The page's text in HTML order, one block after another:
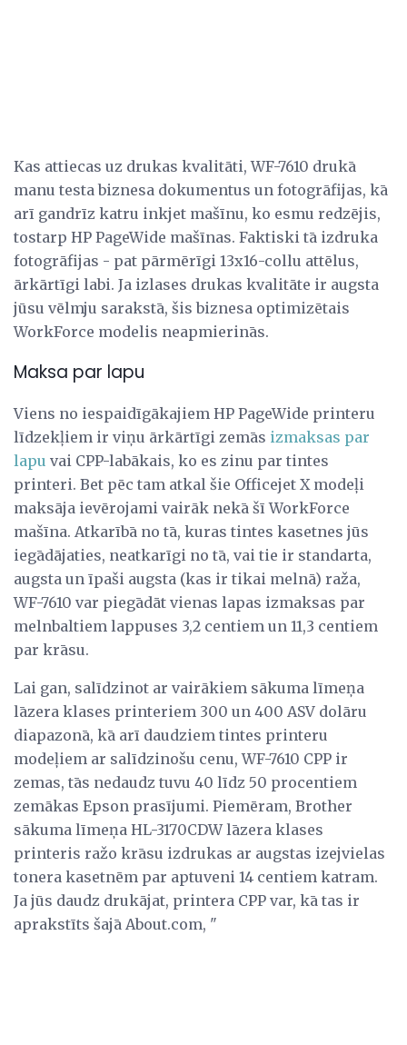
Kas attiecas uz drukas kvalitāti, WF-7610 drukā
manu testa biznesa dokumentus un fotogrāfijas, kā
arī gandrīz katru inkjet mašīnu, ko esmu redzējis,
tostarp HP PageWide mašīnas. Faktiski tā izdruka
fotogrāfijas - pat pārmērīgi 13x16-collu attēlus,
ārkārtīgi labi. Ja izlases drukas kvalitāte ir augsta
jūsu vēlmju sarakstā, šis biznesa optimizētais
WorkForce modelis neapmierinās.
Maksa par lapu
Viens no iespaidīgākajiem HP PageWide printeru
līdzekļiem ir viņu ārkārtīgi zemās izmaksas par
lapu vai CPP-labākais, ko es zinu par tintes
printeri. Bet pēc tam atkal šie Officejet X modeļi
maksāja ievērojami vairāk nekā šī WorkForce
mašīna. Atkarībā no tā, kuras tintes kasetnes jūs
iegādājaties, neatkarīgi no tā, vai tie ir standarta,
augsta un īpaši augsta (kas ir tikai melnā) raža,
WF-7610 var piegādāt vienas lapas izmaksas par
melnbaltiem lappuses 3,2 centiem un 11,3 centiem
par krāsu.
Lai gan, salīdzinot ar vairākiem sākuma līmeņa
lāzera klases printeriem 300 un 400 ASV dolāru
diapazonā, kā arī daudziem tintes printeru
modeļiem ar salīdzinošu cenu, WF-7610 CPP ir
zemas, tās nedaudz tuvu 40 līdz 50 procentiem
zemākas Epson prasījumi. Piemēram, Brother
sākuma līmeņa HL-3170CDW lāzera klases
printeris ražo krāsu izdrukas ar augstas izejvielas
tonera kasetnēm par aptuveni 14 centiem katram.
Ja jūs daudz drukājat, printera CPP var, kā tas ir
aprakstīts šajā About.com, "